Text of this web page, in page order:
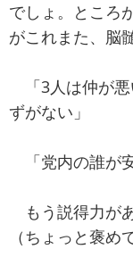
でしょ。ところ
がこれまた、脳
「3人は仲が悪
ずがない」
「党内の誰が
もう説得力が
（ちょっと褒め